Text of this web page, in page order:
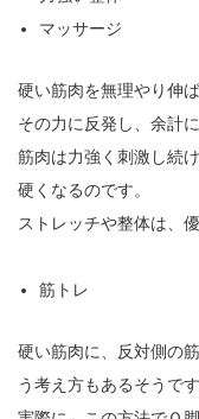
マッサージ
硬い筋肉を無理やり伸
その力に反発し、余計
筋肉は力強く刺激し続
硬くなるのです。
ストレッチや整体は、
筋トレ
硬い筋肉に、反対側の
う考え方もあるそうです